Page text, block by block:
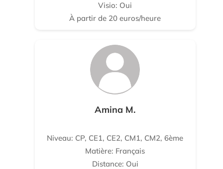
Visio: Oui
À partir de 20 euros/heure
Amina M.
Niveau: CP, CE1, CE2, CM1, CM2, 6ème
Matière: Français
Distance: Oui